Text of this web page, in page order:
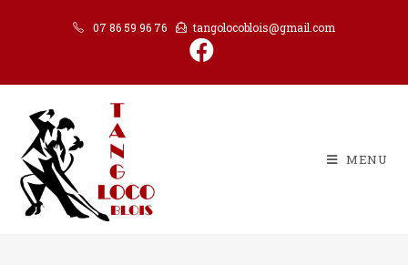
07 86 59 96 76 tangolocoblois@gmail.com
MENU